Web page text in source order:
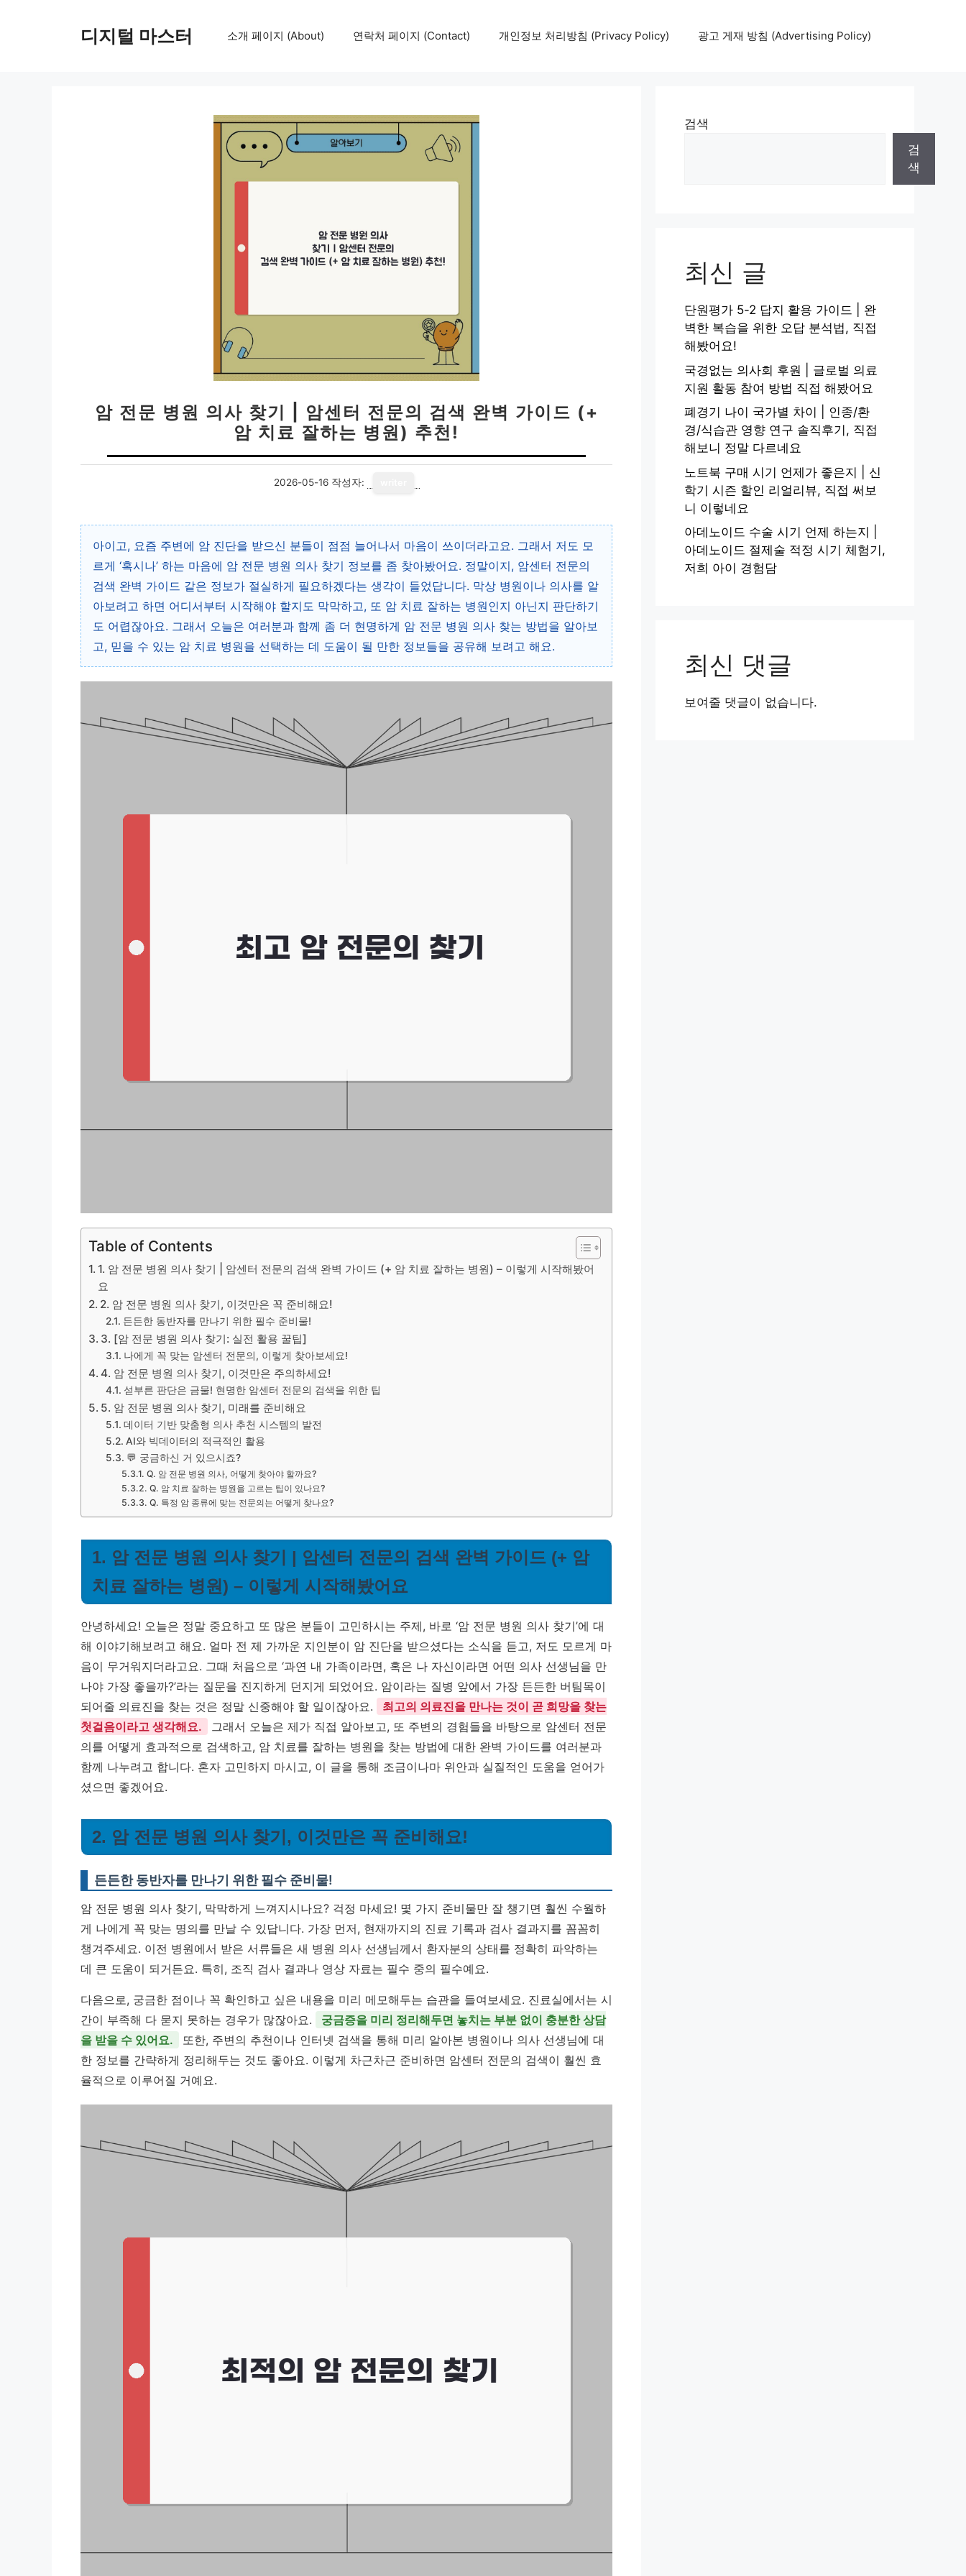
디지털 마스터 소개 페이지 (About) 연락처 페이지 (Contact) 개인정보 처리방침 (Privacy Policy) 광고 게재 방침 (Advertising Policy)
암 전문 병원 의사 찾기 | 암센터 전문의 검색 완벽 가이드 (+
암 치료 잘하는 병원) 추천!
2026-05-16 작성자:
아이고, 요즘 주변에 암 진단을 받으신 분들이 점점 늘어나서 마음이 쓰이더라고요. 그래서 저도 모
르게 ‘혹시나’ 하는 마음에 암 전문 병원 의사 찾기 정보를 좀 찾아봤어요. 정말이지, 암센터 전문의
검색 완벽 가이드 같은 정보가 절실하게 필요하겠다는 생각이 들었답니다. 막상 병원이나 의사를 알
아보려고 하면 어디서부터 시작해야 할지도 막막하고, 또 암 치료 잘하는 병원인지 아닌지 판단하기
도 어렵잖아요. 그래서 오늘은 여러분과 함께 좀 더 현명하게 암 전문 병원 의사 찾는 방법을 알아보
고, 믿을 수 있는 암 치료 병원을 선택하는 데 도움이 될 만한 정보들을 공유해 보려고 해요.
Table of Contents
1. 암 전문 병원 의사 찾기 | 암센터 전문의 검색 완벽 가이드 (+ 암 치료 잘하는 병원) – 이렇게 시작해봤어
요
2. 암 전문 병원 의사 찾기, 이것만은 꼭 준비해요!
든든한 동반자를 만나기 위한 필수 준비물!
3. [암 전문 병원 의사 찾기: 실전 활용 꿀팁]
나에게 꼭 맞는 암센터 전문의, 이렇게 찾아보세요!
4. 암 전문 병원 의사 찾기, 이것만은 주의하세요!
섣부른 판단은 금물! 현명한 암센터 전문의 검색을 위한 팁
5. 암 전문 병원 의사 찾기, 미래를 준비해요
데이터 기반 맞춤형 의사 추천 시스템의 발전
AI와 빅데이터의 적극적인 활용
💬 궁금하신 거 있으시죠?
Q. 암 전문 병원 의사, 어떻게 찾아야 할까요?
Q. 암 치료 잘하는 병원을 고르는 팁이 있나요?
Q. 특정 암 종류에 맞는 전문의는 어떻게 찾나요?
1. 암 전문 병원 의사 찾기 | 암센터 전문의 검색 완벽 가이드 (+ 암
치료 잘하는 병원) – 이렇게 시작해봤어요
안녕하세요! 오늘은 정말 중요하고 또 많은 분들이 고민하시는 주제, 바로 ‘암 전문 병원 의사 찾기’에 대
해 이야기해보려고 해요. 얼마 전 제 가까운 지인분이 암 진단을 받으셨다는 소식을 듣고, 저도 모르게 마
음이 무거워지더라고요. 그때 처음으로 ‘과연 내 가족이라면, 혹은 나 자신이라면 어떤 의사 선생님을 만
나야 가장 좋을까?’라는 질문을 진지하게 던지게 되었어요. 암이라는 질병 앞에서 가장 든든한 버팀목이
되어줄 의료진을 찾는 것은 정말 신중해야 할 일이잖아요.
최고의 의료진을 만나는 것이 곧 희망을 찾는
첫걸음이라고 생각해요.
그래서 오늘은 제가 직접 알아보고, 또 주변의 경험들을 바탕으로 암센터 전문
의를 어떻게 효과적으로 검색하고, 암 치료를 잘하는 병원을 찾는 방법에 대한 완벽 가이드를 여러분과
함께 나누려고 합니다. 혼자 고민하지 마시고, 이 글을 통해 조금이나마 위안과 실질적인 도움을 얻어가
셨으면 좋겠어요.
2. 암 전문 병원 의사 찾기, 이것만은 꼭 준비해요!
든든한 동반자를 만나기 위한 필수 준비물!
암 전문 병원 의사 찾기, 막막하게 느껴지시나요? 걱정 마세요! 몇 가지 준비물만 잘 챙기면 훨씬 수월하
게 나에게 꼭 맞는 명의를 만날 수 있답니다. 가장 먼저, 현재까지의 진료 기록과 검사 결과지를 꼼꼼히
챙겨주세요. 이전 병원에서 받은 서류들은 새 병원 의사 선생님께서 환자분의 상태를 정확히 파악하는
데 큰 도움이 되거든요. 특히, 조직 검사 결과나 영상 자료는 필수 중의 필수예요.
다음으로, 궁금한 점이나 꼭 확인하고 싶은 내용을 미리 메모해두는 습관을 들여보세요. 진료실에서는 시
간이 부족해 다 묻지 못하는 경우가 많잖아요.
궁금증을 미리 정리해두면 놓치는 부분 없이 충분한 상담
을 받을 수 있어요.
또한, 주변의 추천이나 인터넷 검색을 통해 미리 알아본 병원이나 의사 선생님에 대
한 정보를 간략하게 정리해두는 것도 좋아요. 이렇게 차근차근 준비하면 암센터 전문의 검색이 훨씬 효
율적으로 이루어질 거예요.
검색
검
색
최신 글
단원평가 5-2 답지 활용 가이드 | 완
벽한 복습을 위한 오답 분석법, 직접
해봤어요!
국경없는 의사회 후원 | 글로벌 의료
지원 활동 참여 방법 직접 해봤어요
폐경기 나이 국가별 차이 | 인종/환
경/식습관 영향 연구 솔직후기, 직접
해보니 정말 다르네요
노트북 구매 시기 언제가 좋은지 | 신
학기 시즌 할인 리얼리뷰, 직접 써보
니 이렇네요
아데노이드 수술 시기 언제 하는지 |
아데노이드 절제술 적정 시기 체험기,
저희 아이 경험담
최신 댓글
보여줄 댓글이 없습니다.